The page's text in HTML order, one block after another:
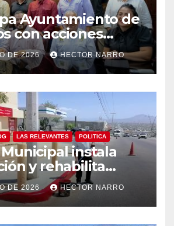
Ayuntamiento de
con acciones
ante lluvias en el
DE 2026 HECTOR NARRO
LAS RELEVANTES POLITICA
instala
y rehabilita
en Los
DE 2026 HECTOR NARRO